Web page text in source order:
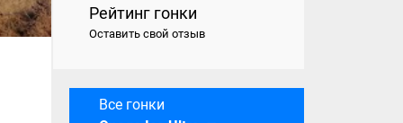
Рейтинг гонки
Оставить свой отзыв
Все гонки